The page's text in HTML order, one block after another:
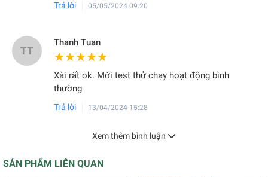
Trả lời 05/05/2024 09:20
TT
Thanh Tuan
★★★★★
★★★★★
Xài rất ok. Mới test thử chạy hoạt động bình
thường
Trả lời 13/04/2024 15:28
Xem thêm bình luận
SẢN PHẨM LIÊN QUAN